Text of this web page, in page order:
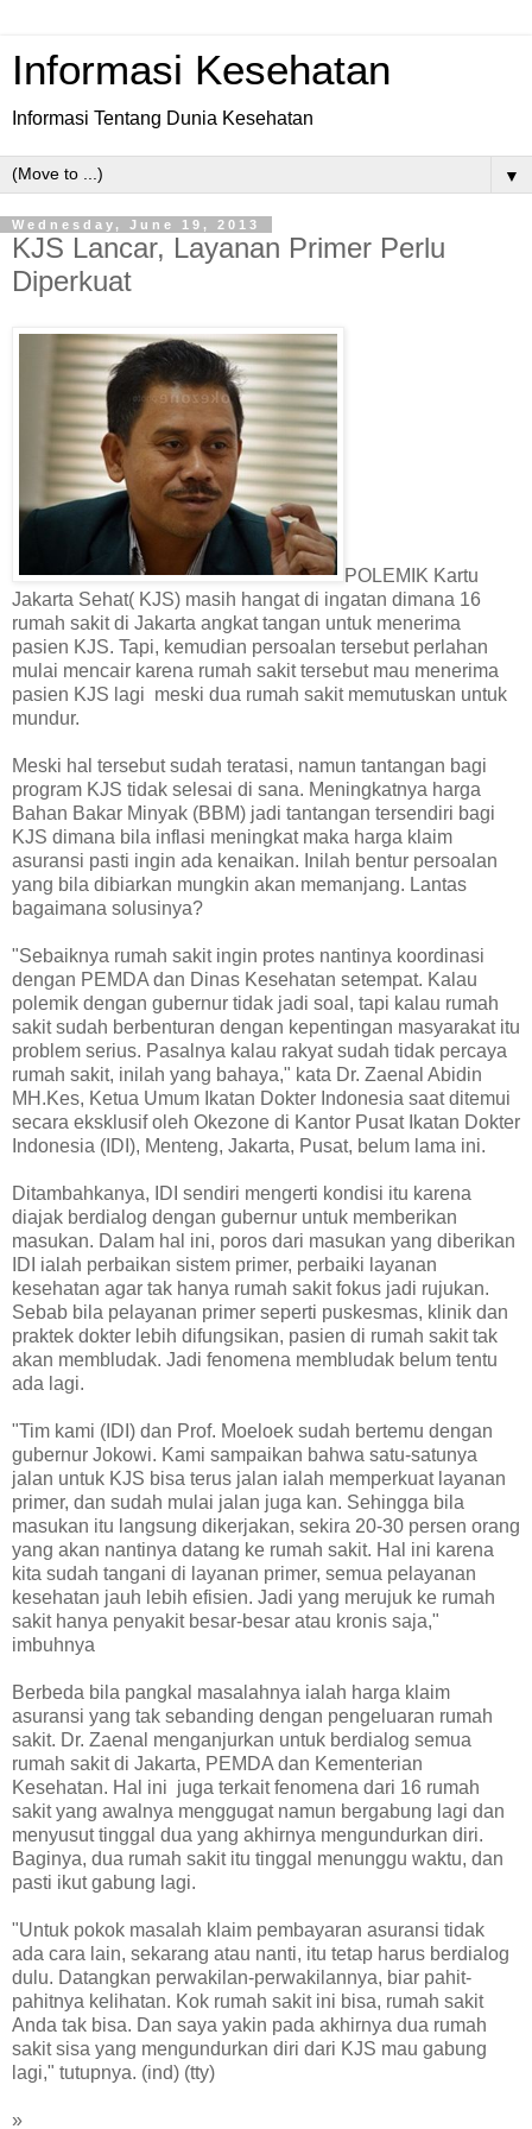
Informasi Kesehatan
Informasi Tentang Dunia Kesehatan
▼
Wednesday, June 19, 2013
KJS Lancar, Layanan Primer Perlu
Diperkuat
POLEMIK Kartu
Jakarta Sehat( KJS) masih hangat di ingatan dimana 16
rumah sakit di Jakarta angkat tangan untuk menerima
pasien KJS. Tapi, kemudian persoalan tersebut perlahan
mulai mencair karena rumah sakit tersebut mau menerima
pasien KJS lagi meski dua rumah sakit memutuskan untuk
mundur.
Meski hal tersebut sudah teratasi, namun tantangan bagi
program KJS tidak selesai di sana. Meningkatnya harga
Bahan Bakar Minyak (BBM) jadi tantangan tersendiri bagi
KJS dimana bila inflasi meningkat maka harga klaim
asuransi pasti ingin ada kenaikan. Inilah bentur persoalan
yang bila dibiarkan mungkin akan memanjang. Lantas
bagaimana solusinya?
"Sebaiknya rumah sakit ingin protes nantinya koordinasi
dengan PEMDA dan Dinas Kesehatan setempat. Kalau
polemik dengan gubernur tidak jadi soal, tapi kalau rumah
sakit sudah berbenturan dengan kepentingan masyarakat itu
problem serius. Pasalnya kalau rakyat sudah tidak percaya
rumah sakit, inilah yang bahaya," kata Dr. Zaenal Abidin
MH.Kes, Ketua Umum Ikatan Dokter Indonesia saat ditemui
secara eksklusif oleh Okezone di Kantor Pusat Ikatan Dokter
Indonesia (IDI), Menteng, Jakarta, Pusat, belum lama ini.
Ditambahkanya, IDI sendiri mengerti kondisi itu karena
diajak berdialog dengan gubernur untuk memberikan
masukan. Dalam hal ini, poros dari masukan yang diberikan
IDI ialah perbaikan sistem primer, perbaiki layanan
kesehatan agar tak hanya rumah sakit fokus jadi rujukan.
Sebab bila pelayanan primer seperti puskesmas, klinik dan
praktek dokter lebih difungsikan, pasien di rumah sakit tak
akan membludak. Jadi fenomena membludak belum tentu
ada lagi.
"Tim kami (IDI) dan Prof. Moeloek sudah bertemu dengan
gubernur Jokowi. Kami sampaikan bahwa satu-satunya
jalan untuk KJS bisa terus jalan ialah memperkuat layanan
primer, dan sudah mulai jalan juga kan. Sehingga bila
masukan itu langsung dikerjakan, sekira 20-30 persen orang
yang akan nantinya datang ke rumah sakit. Hal ini karena
kita sudah tangani di layanan primer, semua pelayanan
kesehatan jauh lebih efisien. Jadi yang merujuk ke rumah
sakit hanya penyakit besar-besar atau kronis saja,"
imbuhnya
Berbeda bila pangkal masalahnya ialah harga klaim
asuransi yang tak sebanding dengan pengeluaran rumah
sakit. Dr. Zaenal menganjurkan untuk berdialog semua
rumah sakit di Jakarta, PEMDA dan Kementerian
Kesehatan. Hal ini juga terkait fenomena dari 16 rumah
sakit yang awalnya menggugat namun bergabung lagi dan
menyusut tinggal dua yang akhirnya mengundurkan diri.
Baginya, dua rumah sakit itu tinggal menunggu waktu, dan
pasti ikut gabung lagi.
"Untuk pokok masalah klaim pembayaran asuransi tidak
ada cara lain, sekarang atau nanti, itu tetap harus berdialog
dulu. Datangkan perwakilan-perwakilannya, biar pahit-
pahitnya kelihatan. Kok rumah sakit ini bisa, rumah sakit
Anda tak bisa. Dan saya yakin pada akhirnya dua rumah
sakit sisa yang mengundurkan diri dari KJS mau gabung
lagi," tutupnya. (ind) (tty)
»